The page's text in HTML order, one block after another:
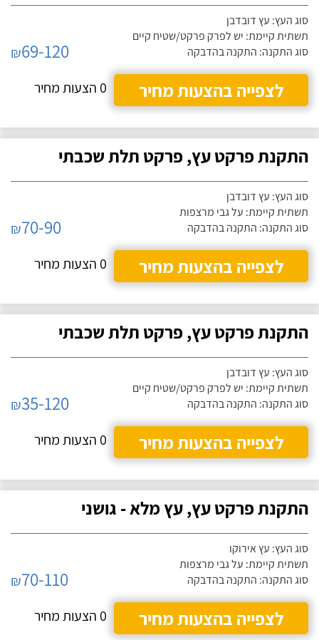
סוג העץ: עץ דובדבן
תשתית קיימת: יש לפרק פרקט/שטיח קיים
סוג התקנה: התקנה בהדבקה
₪69-120
לצפייה בהצעות מחיר
0 הצעות מחיר
התקנת פרקט עץ, פרקט תלת שכבתי
סוג העץ: עץ דובדבן
תשתית קיימת: על גבי מרצפות
סוג התקנה: התקנה בהדבקה
₪70-90
לצפייה בהצעות מחיר
0 הצעות מחיר
התקנת פרקט עץ, פרקט תלת שכבתי
סוג העץ: עץ דובדבן
תשתית קיימת: יש לפרק פרקט/שטיח קיים
סוג התקנה: התקנה בהדבקה
₪35-120
לצפייה בהצעות מחיר
0 הצעות מחיר
התקנת פרקט עץ, עץ מלא - גושני
סוג העץ: עץ אירוקו
תשתית קיימת: על גבי מרצפות
סוג התקנה: התקנה בהדבקה
₪70-110
לצפייה בהצעות מחיר
0 הצעות מחיר